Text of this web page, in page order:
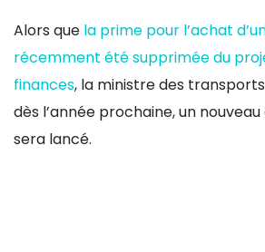
Alors que la prime pour l’achat
récemment été supprimée du
finances, la ministre des
dès l’année prochaine, un nouveau
sera lancé.